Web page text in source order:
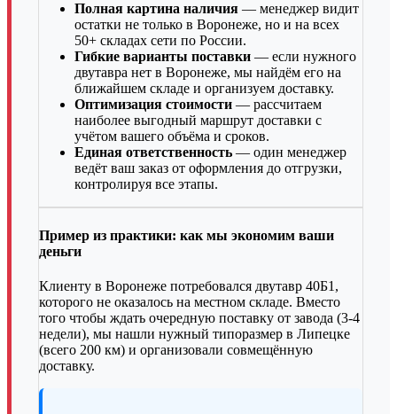
Полная картина наличия — менеджер видит
остатки не только в Воронеже, но и на всех
50+ складах сети по России.
Гибкие варианты поставки — если нужного
двутавра нет в Воронеже, мы найдём его на
ближайшем складе и организуем доставку.
Оптимизация стоимости — рассчитаем
наиболее выгодный маршрут доставки с
учётом вашего объёма и сроков.
Единая ответственность — один менеджер
ведёт ваш заказ от оформления до отгрузки,
контролируя все этапы.
Пример из практики: как мы экономим ваши
деньги
Клиенту в Воронеже потребовался двутавр 40Б1,
которого не оказалось на местном складе. Вместо
того чтобы ждать очередную поставку от завода (3-4
недели), мы нашли нужный типоразмер в Липецке
(всего 200 км) и организовали совмещённую
доставку.